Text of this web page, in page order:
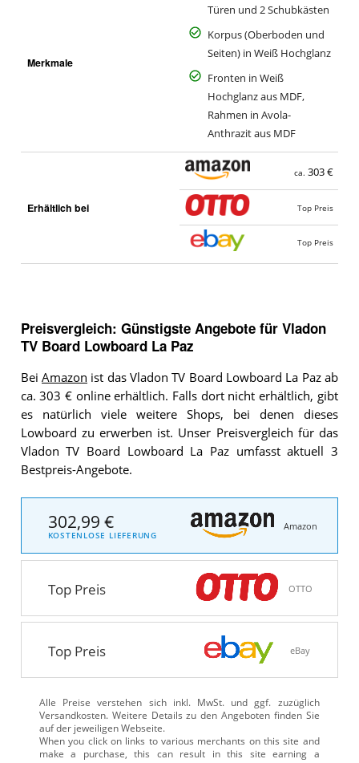
Merkmale
Türen und 2 Schubkästen
Korpus (Oberboden und
Seiten) in Weiß Hochglanz
Fronten in Weiß
Hochglanz aus MDF,
Rahmen in Avola-
Anthrazit aus MDF
Erhältlich bei
ca. 303 €
Top Preis
Top Preis
Preisvergleich: Günstigste Angebote für Vladon
TV Board Lowboard La Paz
Bei Amazon ist das Vladon TV Board Lowboard La Paz ab
ca. 303 € online erhältlich. Falls dort nicht erhältlich, gibt
es natürlich viele weitere Shops, bei denen dieses
Lowboard zu erwerben ist. Unser Preisvergleich für das
Vladon TV Board Lowboard La Paz umfasst aktuell 3
Bestpreis-Angebote.
302,99 €
KOSTENLOSE LIEFERUNG
Amazon
Top Preis OTTO
Top Preis eBay
Alle Preise verstehen sich inkl. MwSt. und ggf. zuzüglich
Versandkosten. Weitere Details zu den Angeboten finden Sie
auf der jeweiligen Webseite.